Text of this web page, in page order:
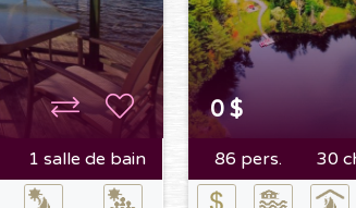
1 salle de bain
0 $
86 pers. 30